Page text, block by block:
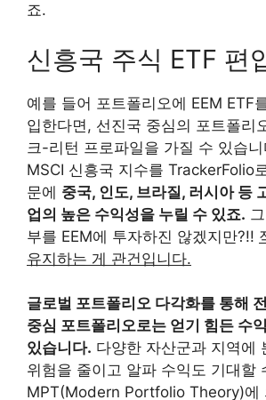
죠.
신흥국 주식 ETF 편
예를 들어 포트폴리오에 EEM ETF
입한다면, 선진국 중심의 포트폴리
크-리턴 프로파일을 가질 수 있습니
MSCI 신흥국 지수를 TrackerFolio
문에 중국, 인도, 브라질, 러시아 등
업의 높은 수익성을 누릴 수 있죠.
부를 EEM에 투자하진 않겠지만?!!
유지하는 게 관건입니다.
글로벌 포트폴리오 다각화를 통해
중심 포트폴리오로는 얻기 힘든 수
있습니다. 다양한 자산군과 지역에
위험을 줄이고 알파 수익도 기대할
MPT(Modern Portfolio Theory)에